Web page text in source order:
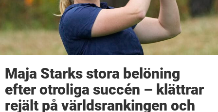
Maja Starks stora belöning
efter otroliga succén – klättrar
rejält på världsrankingen och